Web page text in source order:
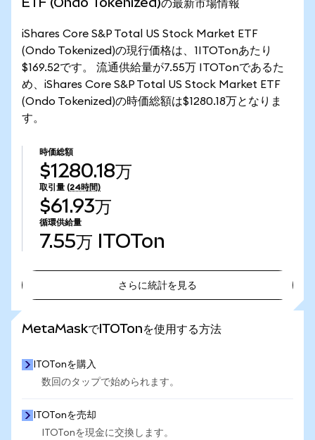
iShares Core S&P Total US Stock Market ETF
(Ondo Tokenized)の現行価格は、1ITOTonあたり
$169.52です。 流通供給量が7.55万 ITOTonであるた
め、iShares Core S&P Total US Stock Market ETF
(Ondo Tokenized)の時価総額は$1280.18万となりま
す。
時価総額
$1280.18万
取引量 (24時間)
$61.93万
循環供給量
7.55万 ITOTon
さらに統計を見る
MetaMaskでITOTonを使用する方法
ITOTonを購入
数回のタップで始められます。
ITOTonを売却
ITOTonを現金に交換します。